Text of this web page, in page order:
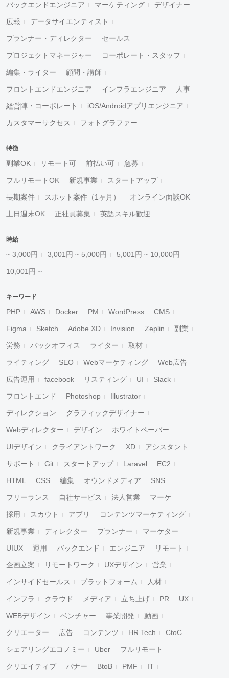
バックエンドエンジニア マーケティング デザイナー
広報 データサイエンティスト
プランナー・ディレクター セールス
プロジェクトマネージャー コーポレート・スタッフ
編集・ライター 顧問・講師
フロントエンドエンジニア インフラエンジニア 人事
経営陣・コーポレート iOS/Androidアプリエンジニア
カスタマーサクセス フォトグラファー
特徴
副業OK リモート可 前払い可 急募
フルリモートOK 新規事業 スタートアップ
長期案件 スポット案件（1ヶ月） オンライン面談OK
土日週末OK 正社員募集 英語スキル歓迎
時給
~ 3,000円 3,001円 ~ 5,000円 5,001円 ~ 10,000円
10,001円 ~
キーワード
PHP AWS Docker PM WordPress CMS
Figma Sketch Adobe XD Invision Zeplin 副業
労務 バックオフィス ライター 取材
ライティング SEO Webマーケティング Web広告
広告運用 facebook リスティング UI Slack
フロントエンド Photoshop Illustrator
ディレクション グラフィックデザイナー
Webディレクター デザイン ホワイトペーパー
UIデザイン クライアントワーク XD アシスタント
サポート Git スタートアップ Laravel EC2
HTML CSS 編集 オウンドメディア SNS
フリーランス 自社サービス 法人営業 マーケ
採用 スカウト アプリ コンテンツマーケティング
新規事業 ディレクター プランナー マーケター
UIUX 運用 バックエンド エンジニア リモート
企画立案 リモートワーク UXデザイン 営業
インサイドセールス プラットフォーム 人材
インフラ クラウド メディア 立ち上げ PR UX
WEBデザイン ベンチャー 事業開発 動画
クリエーター 広告 コンテンツ HR Tech CtoC
シェアリングエコノミー Uber フルリモート
クリエイティブ バナー BtoB PMF IT